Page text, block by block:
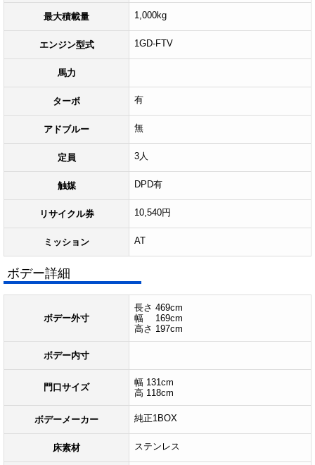
最大積載量 1,000kg
エンジン型式 1GD-FTV
馬力
ターボ 有
アドブルー 無
定員 3人
触媒 DPD有
リサイクル券 10,540円
ミッション AT
ボデー詳細
ボデー外寸
長さ 469cm
幅 169cm
高さ 197cm
ボデー内寸
門口サイズ
幅 131cm
高 118cm
ボデーメーカー 純正1BOX
床素材 ステンレス